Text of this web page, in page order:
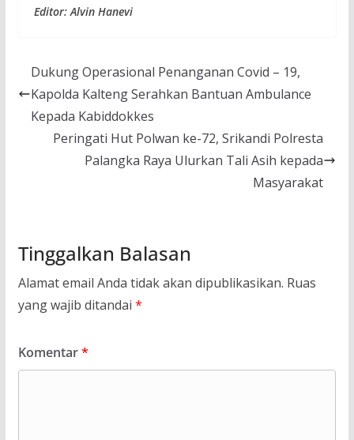
Editor: Alvin Hanevi
Dukung Operasional Penanganan Covid – 19,
Kapolda Kalteng Serahkan Bantuan Ambulance
Kepada Kabiddokkes
Peringati Hut Polwan ke-72, Srikandi Polresta
Palangka Raya Ulurkan Tali Asih kepada
Masyarakat
Tinggalkan Balasan
Alamat email Anda tidak akan dipublikasikan. Ruas
yang wajib ditandai *
Komentar*